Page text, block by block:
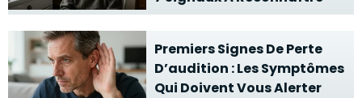
Premiers Signes De Perte
D’audition : Les Symptômes
Qui Doivent Vous Alerter